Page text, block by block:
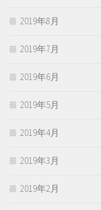
2019年8月
2019年7月
2019年6月
2019年5月
2019年4月
2019年3月
2019年2月